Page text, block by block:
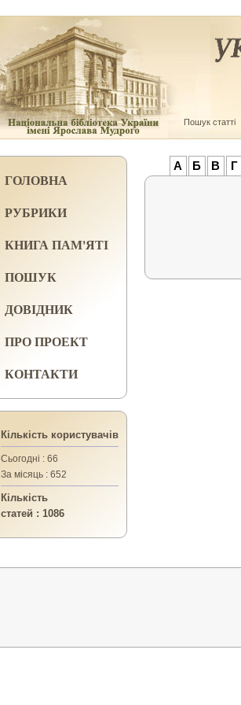
Пошук статті
ГОЛОВНА
РУБРИКИ
КНИГА ПАМ'ЯТІ
ПОШУК
ДОВІДНИК
ПРО ПРОЕКТ
КОНТАКТИ
Кількість користувачів
Сьогодні : 66
За місяць : 652
Кількість
статей : 1086
А Б В Г